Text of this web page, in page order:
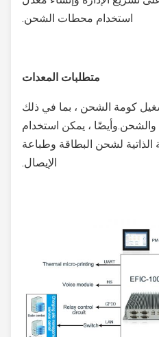
استخدام محطات الشحن.
متطلبات المعدات
الشحن ، بما في ذلك
، يمكن استخدام
لشحن البطاقة وطباعة
الإيصال.